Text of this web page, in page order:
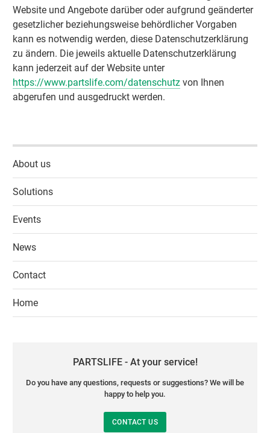
Website und Angebote darüber oder aufgrund geänderter
gesetzlicher beziehungsweise behördlicher Vorgaben
kann es notwendig werden, diese Datenschutzerklärung
zu ändern. Die jeweils aktuelle Datenschutzerklärung
kann jederzeit auf der Website unter
https://www.partslife.com/datenschutz von Ihnen
abgerufen und ausgedruckt werden.
About us
Solutions
Events
News
Contact
Home
PARTSLIFE - At your service!
Do you have any questions, requests or suggestions? We will be
happy to help you.
CONTACT US